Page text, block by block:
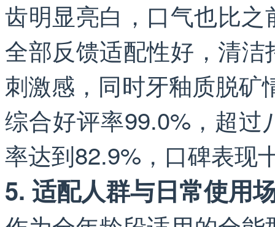
齿明显亮白，口气也比
全部反馈适配性好，清
刺激感，同时牙釉质脱
综合好评率99.0%，超
率达到82.9%，口碑表现
5. 适配人群与日常使用